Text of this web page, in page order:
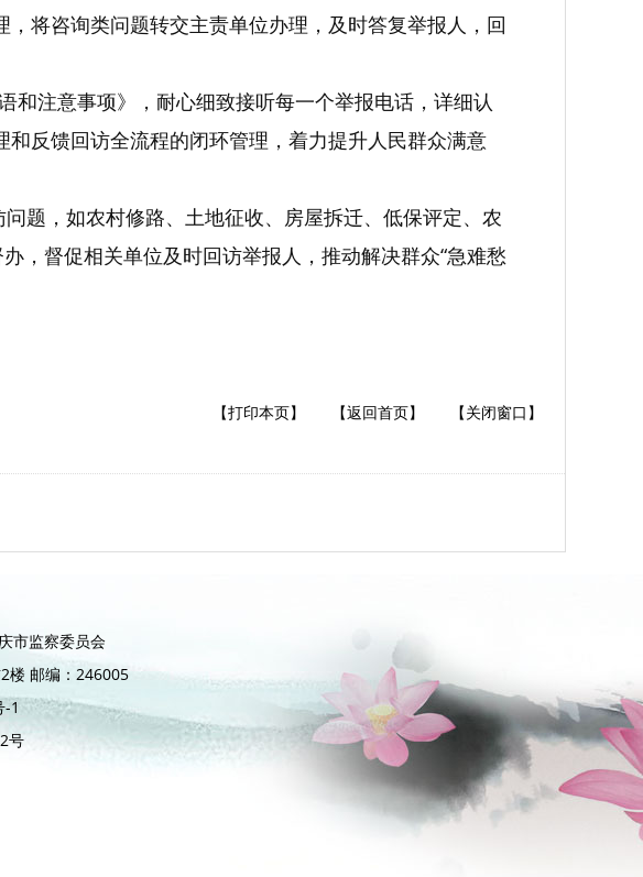
将咨询类问题转交主责单位办理，及时答复举报人，回
和注意事项》，耐心细致接听每一个举报电话，详细认
反馈回访全流程的闭环管理，着力提升人民群众满意
题，如农村修路、土地征收、房屋拆迁、低保评定、农
，督促相关单位及时回访举报人，推动解决群众“急难愁
【打印本页】 【返回首页】 【关闭窗口】
市监察委员会
楼 邮编：246005
1
号